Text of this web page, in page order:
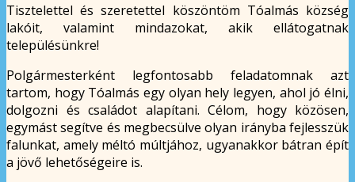
Tisztelettel és szeretettel köszöntöm Tóalmás község
lakóit, valamint mindazokat, akik ellátogatnak
településünkre!
Polgármesterként legfontosabb feladatomnak azt
tartom, hogy Tóalmás egy olyan hely legyen, ahol jó élni,
dolgozni és családot alapítani. Célom, hogy közösen,
egymást segítve és megbecsülve olyan irányba fejlesszük
falunkat, amely méltó múltjához, ugyanakkor bátran épít
a jövő lehetőségeire is.